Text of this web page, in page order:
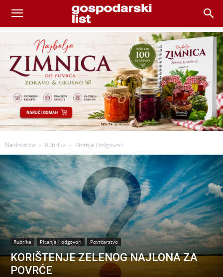
Naslovnica Rubrike Pitanja i odgovori
Rubrike Pitanja i odgovori Povrćarstvo
KORIŠTENJE ZELENOG NAJLONA ZA
POVRĆE